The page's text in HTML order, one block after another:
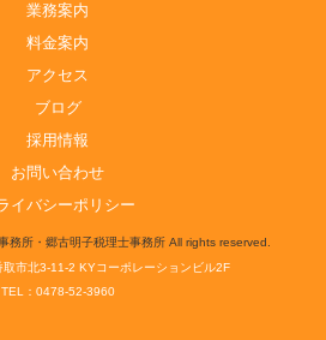
業務案内
料金案内
アクセス
ブログ
採用情報
お問い合わせ
イバシーポリシー
務所・郷古明子税理士事務所 All rights reserved.
市北3-11-2 KYコーポレーションビル2F
TEL：0478-52-3960